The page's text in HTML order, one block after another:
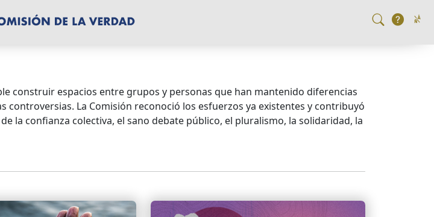
construir espacios entre grupos y personas que han mantenido diferencias
La Comisión reconoció los esfuerzos ya existentes y contribuyó
la confianza colectiva, el sano debate público, el pluralismo, la solidaridad, la